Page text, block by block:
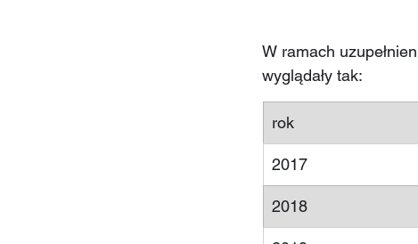
W ramach
wyglądały tak:
rok
2017
2018